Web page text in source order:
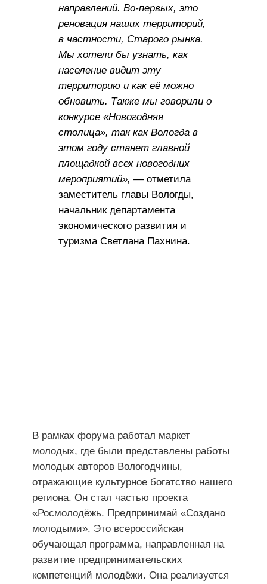
направлений. Во-первых, это
реновация наших территорий,
в частности, Старого рынка.
Мы хотели бы узнать, как
население видит эту
территорию и как её можно
обновить. Также мы говорили о
конкурсе «Новогодняя
столица», так как Вологда в
этом году станет главной
площадкой всех новогодних
мероприятий», — отметила
заместитель главы Вологды,
начальник департамента
экономического развития и
туризма Светлана Пахнина.
В рамках форума работал маркет
молодых, где были представлены работы
молодых авторов Вологодчины,
отражающие культурное богатство нашего
региона. Он стал частью проекта
«Росмолодёжь. Предпринимай «Создано
молодыми». Это всероссийская
обучающая программа, направленная на
развитие предпринимательских
компетенций молодёжи. Она реализуется